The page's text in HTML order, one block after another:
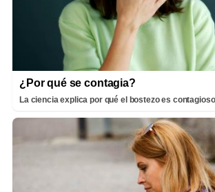
¿Por qué se contagia?
La ciencia explica por qué el bostezo es contagioso